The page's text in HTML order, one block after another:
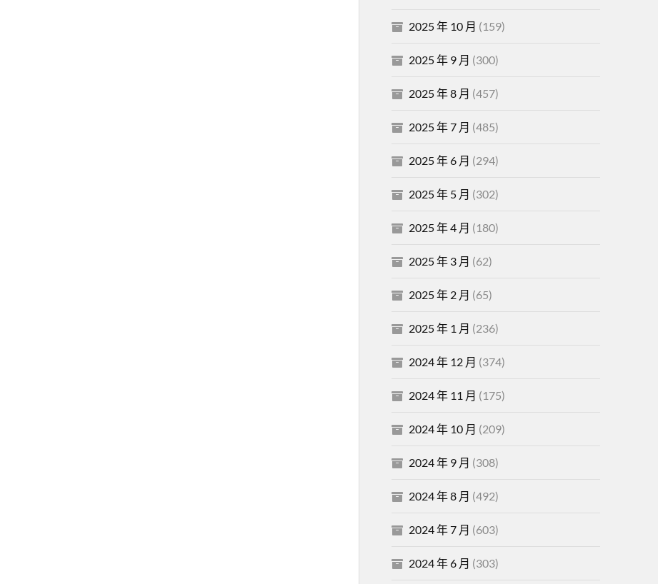
2025 年 10 月 (159)
2025 年 9 月 (300)
2025 年 8 月 (457)
2025 年 7 月 (485)
2025 年 6 月 (294)
2025 年 5 月 (302)
2025 年 4 月 (180)
2025 年 3 月 (62)
2025 年 2 月 (65)
2025 年 1 月 (236)
2024 年 12 月 (374)
2024 年 11 月 (175)
2024 年 10 月 (209)
2024 年 9 月 (308)
2024 年 8 月 (492)
2024 年 7 月 (603)
2024 年 6 月 (303)